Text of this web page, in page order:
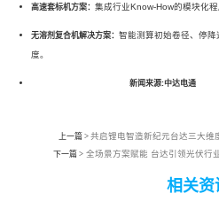
高速套标机方案： 集成行业Know-How的模块化
无溶剂复合机解决方案： 智能测算初始卷径、停
度。
新闻来源:中达电通
上一篇 > 共启锂电智造新纪元台达三大维
下一篇 > 全场景方案赋能 台达引领光伏行
相关资